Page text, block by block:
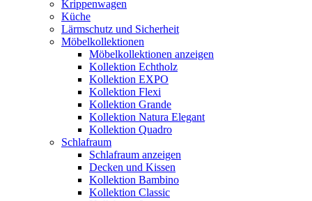
Krippenwagen
Küche
Lärmschutz und Sicherheit
Möbelkollektionen
Möbelkollektionen anzeigen
Kollektion Echtholz
Kollektion EXPO
Kollektion Flexi
Kollektion Grande
Kollektion Natura Elegant
Kollektion Quadro
Schlafraum
Schlafraum anzeigen
Decken und Kissen
Kollektion Bambino
Kollektion Classic